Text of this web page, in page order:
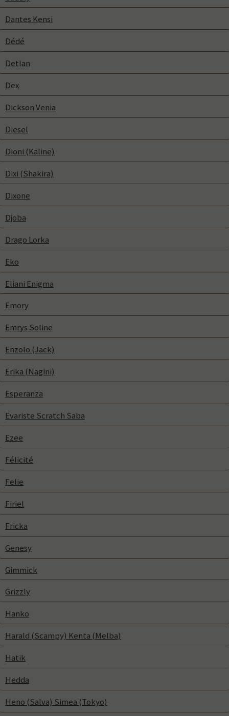
Dantes Kensi
Dédé
Detlan
Dex
Dickson Venia
Diesel
Dioni (Kaline)
Dixi (Shakira)
Dixone
Djoba
Drago Lorka
Eko
Eliani Enigma
Emory
Emrys Soline
Enzolo (Jack)
Erika (Nagini)
Esperanza
Evariste Scratch Saba
Ezee
Félicité
Felie
Firiel
Fricka
Genesy
Gimmick
Grizzly
Hanko
Harald (Scampy) Kenta (Melba)
Hatik
Hedda
Heno (Salva) Simea (Tokyo)